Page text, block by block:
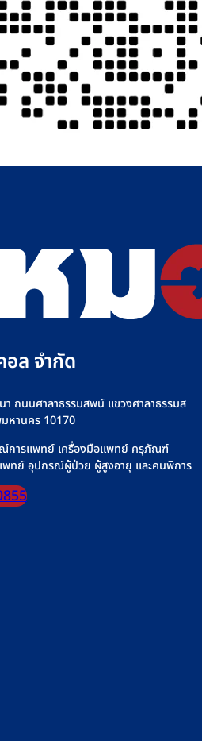
ล จำกัด
ถนนศาลาธรรมสพน์ แขวงศาลาธรรมส
หานคร 10170
การแพทย์ เครื่องมือแพทย์ ครุภัณฑ์
พทย์ อุปกรณ์ผู้ป่วย ผู้สูงอายุ และคนพิการ